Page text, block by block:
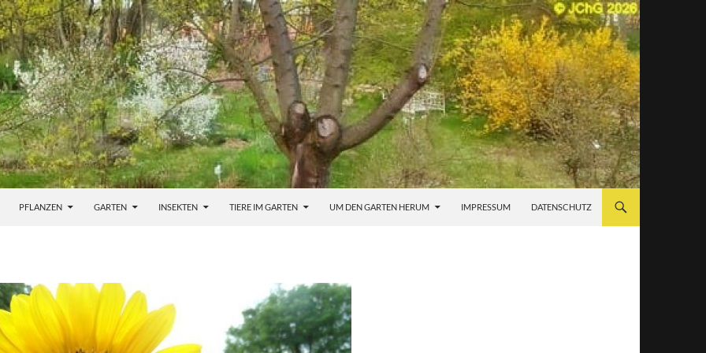
PFLANZEN GARTEN INSEKTEN TIERE IM GARTEN UM DEN GARTEN HERUM IMPRESSUM DATENSCHUTZ